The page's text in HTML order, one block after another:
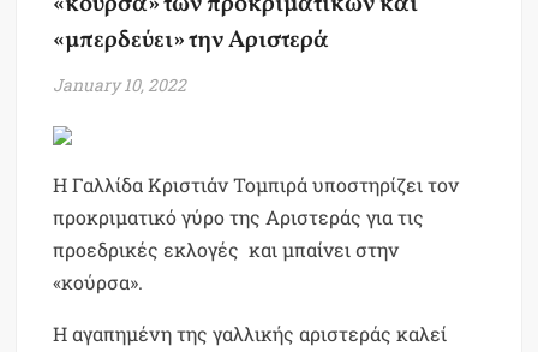
«μπερδεύει» την Αριστερά
January 10, 2022
Η Γαλλίδα Κριστιάν Τομπιρά υποστηρίζει τον
προκριματικό γύρο της Αριστεράς για τις
προεδρικές εκλογές και μπαίνει στην
«κούρσα».
Η αγαπημένη της γαλλικής αριστεράς καλεί